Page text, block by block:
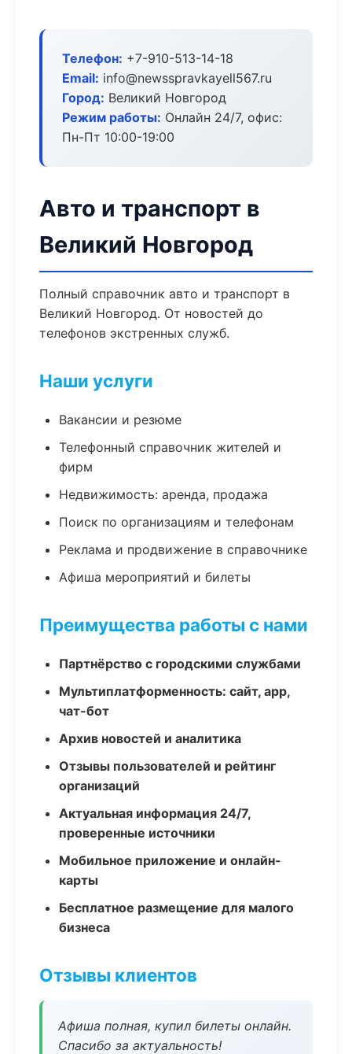
Телефон: +7-910-513-14-18
Email: info@newsspravkayell567.ru
Город: Великий Новгород
Режим работы: Онлайн 24/7, офис:
Пн-Пт 10:00-19:00
Авто и транспорт в
Великий Новгород
Полный справочник авто и транспорт в
Великий Новгород. От новостей до
телефонов экстренных служб.
Наши услуги
Вакансии и резюме
Телефонный справочник жителей и
фирм
Недвижимость: аренда, продажа
Поиск по организациям и телефонам
Реклама и продвижение в справочнике
Афиша мероприятий и билеты
Преимущества работы с нами
Партнёрство с городскими службами
Мультиплатформенность: сайт, app,
чат-бот
Архив новостей и аналитика
Отзывы пользователей и рейтинг
организаций
Актуальная информация 24/7,
проверенные источники
Мобильное приложение и онлайн-
карты
Бесплатное размещение для малого
бизнеса
Отзывы клиентов
Афиша полная, купил билеты онлайн.
Спасибо за актуальность!